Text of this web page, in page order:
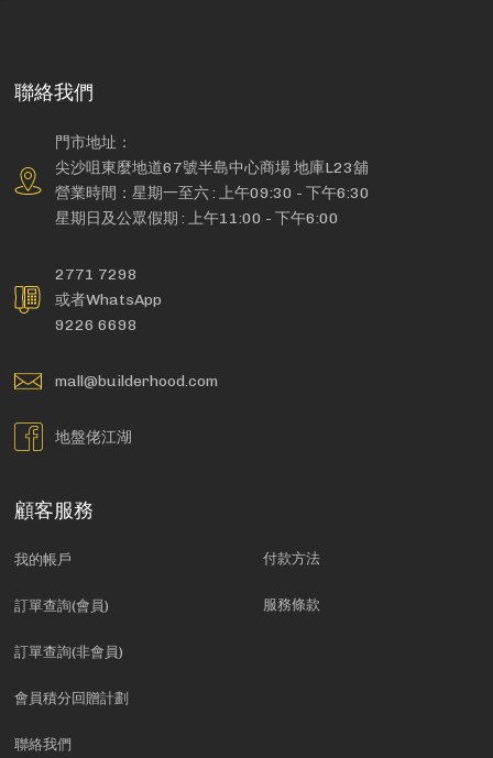
聯絡我們
門市地址：
尖沙咀東麼地道67號半島中心商場 地庫L23舖
營業時間：星期一至六 : 上午09:30 - 下午6:30
星期日及公眾假期 : 上午11:00 - 下午6:00
2771 7298
或者WhatsApp
9226 6698
mall@builderhood.com
地盤佬江湖
顧客服務
我的帳戶
訂單查詢(會員)
訂單查詢(非會員)
會員積分回贈計劃
聯絡我們
付款方法
服務條款